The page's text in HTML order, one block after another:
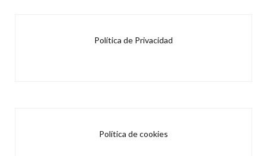
Política de Privacidad
Política de cookies